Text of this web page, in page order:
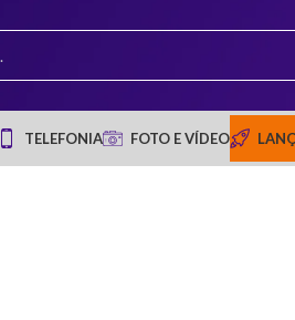
TELEFONIA FOTO E VÍDEO